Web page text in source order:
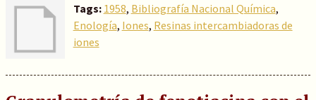
Tags: 1958, Bibliografía Nacional Química,
Enología, Iones, Resinas intercambiadoras de
iones